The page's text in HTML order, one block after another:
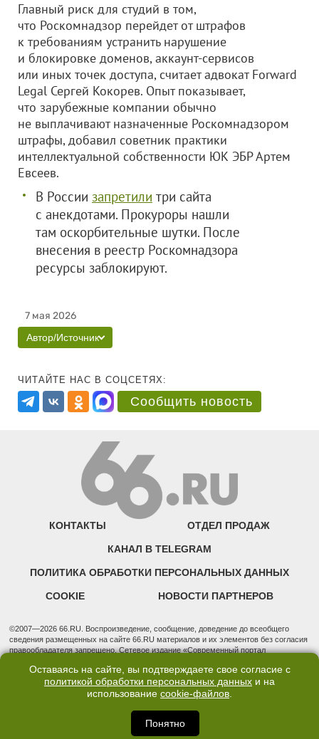
Главный риск для студий в том,
что Роскомнадзор перейдет от штрафов
к требованиям устранить нарушение
и блокировке доменов, аккаунт-сервисов
или иных точек доступа, считает адвокат Forward
Legal Сергей Кокорев. Опыт показывает,
что зарубежные компании обычно
не выплачивают назначенные Роскомнадзором
штрафы, добавил советник практики
интеллектуальной собственности ЮК ЭБР Артем
Евсеев.
В России запретили три сайта
с анекдотами. Прокуроры нашли
там оскорбительные шутки. После
внесения в реестр Роскомнадзора
ресурсы заблокируют.
7 мая 2026
Автор/Источник
ЧИТАЙТЕ НАС В СОЦСЕТЯХ:
Сообщить новость
КОНТАКТЫ ОТДЕЛ ПРОДАЖ
КАНАЛ В TELEGRAM
ПОЛИТИКА ОБРАБОТКИ ПЕРСОНАЛЬНЫХ ДАННЫХ
COOKIE НОВОСТИ ПАРТНЕРОВ
©2007—2026 66.RU. Воспроизведение, сообщение, доведение до всеобщего
сведения размещенных на сайте 66.RU материалов и их элементов без согласия
правообладателя запрещено. Сетевое издание «Современный портал
надзору в сфере связи, информационных технологий и массовых коммуникаций
(Роскомнадзор). Регистрационный номер ЭЛ № ФС 77 - 76634 от 02.09.2019
Учредитель: Общество с ограниченной ответственностью "66.ру". Юридический
3, оф. 7015 Фактический адрес редакции и отдела продаж: 620014, Свердловская
обл., г. Екатеринбург, ул. Бориса Ельцина, д. 3, оф. 7015, +7 (343) 288-50-66
info@news.66.ru Главный редактор: Шлыков Дмитрий Владимирович
Оставаясь на сайте, вы подтверждаете свое согласие с
политикой обработки персональных данных и на
использование cookie-файлов.
Понятно